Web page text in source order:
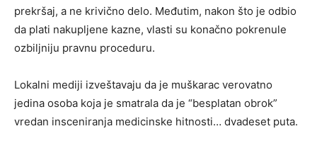
prekršaj, a ne krivično delo. Međutim, nakon što je odbio
da plati nakupljene kazne, vlasti su konačno pokrenule
ozbiljniju pravnu proceduru.
Lokalni mediji izveštavaju da je muškarac verovatno
jedina osoba koja je smatrala da je “besplatan obrok”
vredan insceniranja medicinske hitnosti… dvadeset puta.